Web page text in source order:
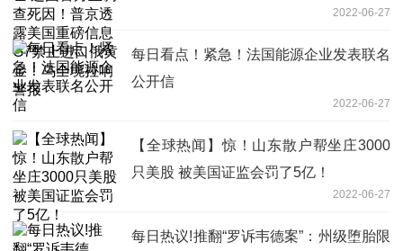
禁止进口俄黄金！乌全境拉响警报2022-06-27
每日看点！紧急！法国能源企业发表联名
公开信
2022-06-27
【全球热闻】惊！山东散户帮坐庄3000
只美股 被美国证监会罚了5亿！
2022-06-27
每日热议!推翻“罗诉韦德案”：州级堕胎限